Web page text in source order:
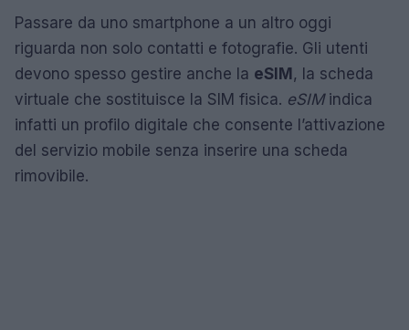
Passare da uno smartphone a un altro oggi
riguarda non solo contatti e fotografie. Gli utenti
devono spesso gestire anche la eSIM, la scheda
virtuale che sostituisce la SIM fisica. eSIMindica
infatti un profilo digitale che consente l’attivazione
del servizio mobile senza inserire una scheda
rimovibile.